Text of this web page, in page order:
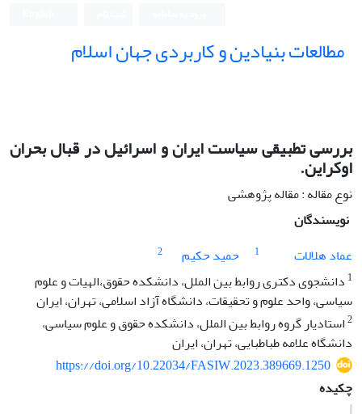
مطالعات بنیادین و کاربردی جهان اسلام
بررسی تطبیقی سیاست ایران و اسرائیل در قبال بحران
اوکراین.
نوع مقاله : مقاله پژوهشی
نویسندگان
عماد هلالات
1 حمید حکیم
2
1 دانشجوی دکتری روابط بین الملل، دانشکده حقوق،الهیات و علوم
سیاسی، واحد علوم و تحقیقات، دانشگاه آزاد اسلامی، تهران، ایران
2استادیار گروه روابط بین الملل، دانشکده حقوق و علوم سیاسی،
دانشگاه علامه طباطبایی، تهران، ایران
https://doi.org/10.22034/FASIW.2023.389669.1250
چکیده